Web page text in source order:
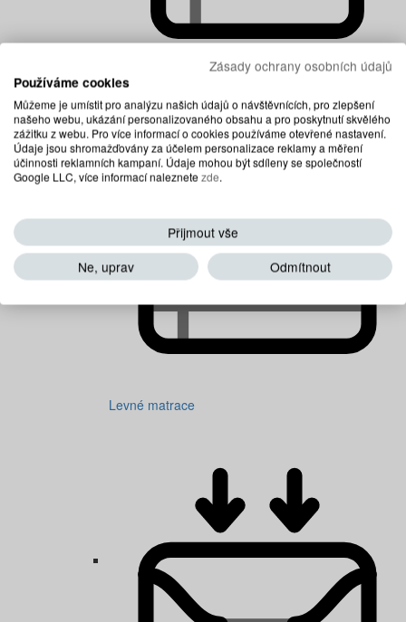
Dětské matrace
Levné matrace
Zásady ochrany osobních údajů
Používáme cookies
Můžeme je umístit pro analýzu našich údajů o návštěvnících, pro zlepšení
našeho webu, ukázání personalizovaného obsahu a pro poskytnutí skvělého
zážitku z webu. Pro více informací o cookies používáme otevřené nastavení.
Údaje jsou shromažďovány za účelem personalizace reklamy a měření
účinnosti reklamních kampaní. Údaje mohou být sdíleny se společností
Google LLC, více informací naleznetezde.
Přijmout vše
Ne, uprav
Odmítnout